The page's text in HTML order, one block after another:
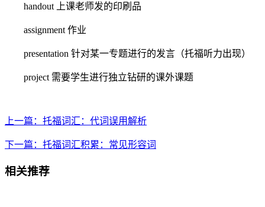
handout 上课老师发的印刷品
assignment 作业
presentation 针对某一专题进行的发言（托福听力出现）
project 需要学生进行独立钻研的课外课题
上一篇：托福词汇：代词误用解析
下一篇：托福词汇积累：常见形容词
相关推荐